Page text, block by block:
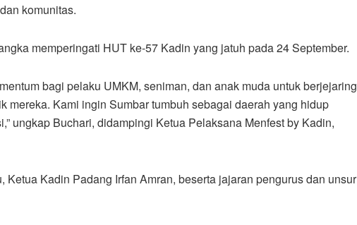
komunitas.
memperingati HUT ke-57 Kadin yang jatuh pada 24 September.
bagi pelaku UMKM, seniman, dan anak muda untuk berjejaring
mereka. Kami ingin Sumbar tumbuh sebagai daerah yang hidup
ungkap Buchari, didampingi Ketua Pelaksana Menfest by Kadin,
Ketua Kadin Padang Irfan Amran, beserta jajaran pengurus dan unsur